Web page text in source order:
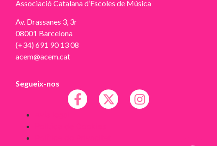
Associació Catalana d’Escoles de Música
Av. Drassanes 3, 3r
08001 Barcelona
(+34) 691 90 13 08
acem@acem.cat
Segueix-nos